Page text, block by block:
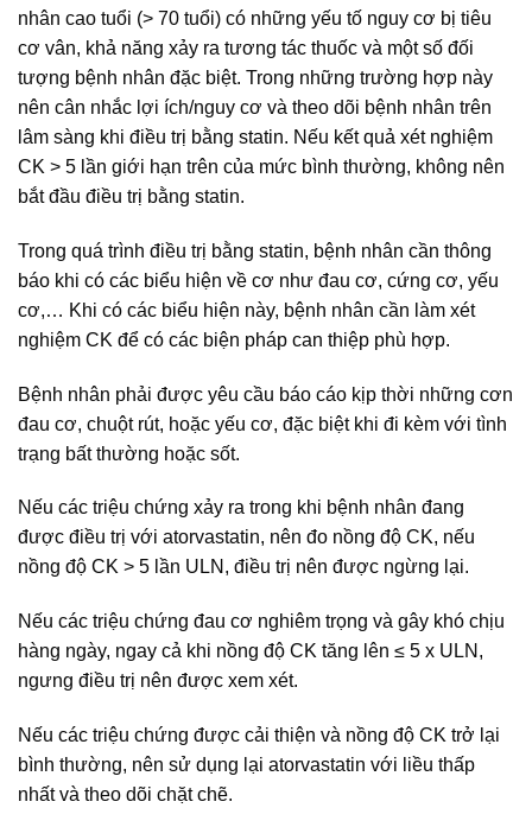
nhân cao tuổi (> 70 tuổi) có những yếu tố nguy cơ bị tiêu
cơ vân, khả năng xảy ra tương tác thuốc và một số đối
tượng bệnh nhân đặc biệt. Trong những trường hợp này
nên cân nhắc lợi ích/nguy cơ và theo dõi bệnh nhân trên
lâm sàng khi điều trị bằng statin. Nếu kết quả xét nghiệm
CK > 5 lần giới hạn trên của mức bình thường, không nên
bắt đầu điều trị bằng statin.
Trong quá trình điều trị bằng statin, bệnh nhân cần thông
báo khi có các biểu hiện về cơ như đau cơ, cứng cơ, yếu
cơ,… Khi có các biểu hiện này, bệnh nhân cần làm xét
nghiệm CK để có các biện pháp can thiệp phù hợp.
Bệnh nhân phải được yêu cầu báo cáo kịp thời những cơn
đau cơ, chuột rút, hoặc yếu cơ, đặc biệt khi đi kèm với tình
trạng bất thường hoặc sốt.
Nếu các triệu chứng xảy ra trong khi bệnh nhân đang
được điều trị với atorvastatin, nên đo nồng độ CK, nếu
nồng độ CK > 5 lần ULN, điều trị nên được ngừng lại.
Nếu các triệu chứng đau cơ nghiêm trọng và gây khó chịu
hàng ngày, ngay cả khi nồng độ CK tăng lên ≤ 5 x ULN,
ngưng điều trị nên được xem xét.
Nếu các triệu chứng được cải thiện và nồng độ CK trở lại
bình thường, nên sử dụng lại atorvastatin với liều thấp
nhất và theo dõi chặt chẽ.